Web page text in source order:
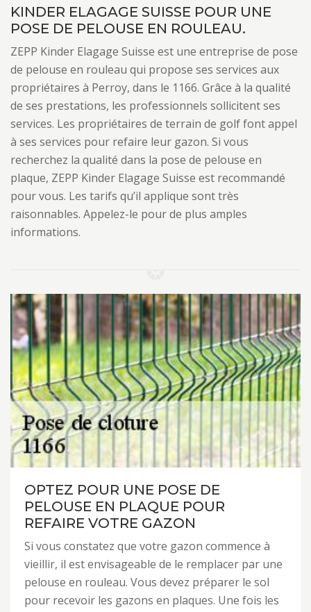
KINDER ELAGAGE SUISSE POUR UNE
POSE DE PELOUSE EN ROULEAU.
ZEPP Kinder Elagage Suisse est une entreprise de pose
de pelouse en rouleau qui propose ses services aux
propriétaires à Perroy, dans le 1166. Grâce à la qualité
de ses prestations, les professionnels sollicitent ses
services. Les propriétaires de terrain de golf font appel
à ses services pour refaire leur gazon. Si vous
recherchez la qualité dans la pose de pelouse en
plaque, ZEPP Kinder Elagage Suisse est recommandé
pour vous. Les tarifs qu’il applique sont très
raisonnables. Appelez-le pour de plus amples
informations.
OPTEZ POUR UNE POSE DE
PELOUSE EN PLAQUE POUR
REFAIRE VOTRE GAZON
Si vous constatez que votre gazon commence à
vieillir, il est envisageable de le remplacer par une
pelouse en rouleau. Vous devez préparer le sol
pour recevoir les gazons en plaques. Une fois les